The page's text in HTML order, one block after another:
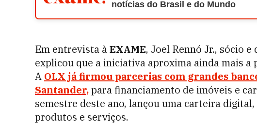
notícias do Brasil e do Mundo
Em entrevista àEXAME, Joel Rennó Jr., sócio
explicou que a iniciativa aproxima ainda mais
A OLX já firmou parcerias com grandes
Santander,para financiamento de imóveis e
semestre deste ano, lançou uma carteira digital,
produtos e serviços.